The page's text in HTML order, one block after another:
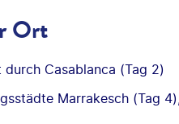
Ort
Casablanca (Tag 2)
Marrakesch (Tag